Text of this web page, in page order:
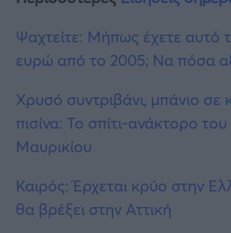
Ψαχτείτε: Μήπως έχετε αυτό
ευρώ από το 2005; Να πόσα
Χρυσό συντριβάνι, μπάνιο σε
πισίνα: Το σπίτι-ανάκτορο
Μαυρικίου
Καιρός: Έρχεται κρύο στην
θα βρέξει στην Αττική